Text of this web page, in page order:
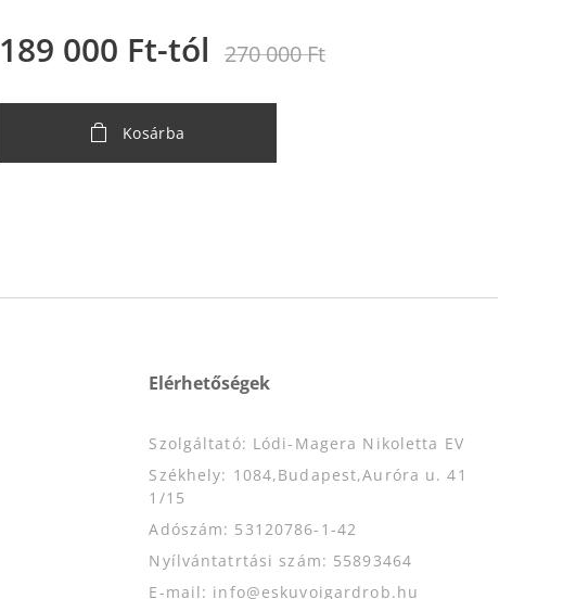
189 000 Ft-tól 270 000Ft
Kosárba
Elérhetőségek
Szolgáltató: Lódi-Magera Nikoletta EV
Székhely: 1084,Budapest,Auróra u. 41
1/15
Adószám: 53120786-1-42
Nyílvántatrtási szám: 55893464
E-mail: info@eskuvoigardrob.hu